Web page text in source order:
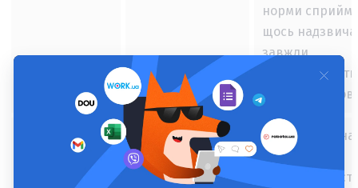
норми
щось
завжди
почуттям
Помаранчевий Амбіції
Людина йде на
покращує